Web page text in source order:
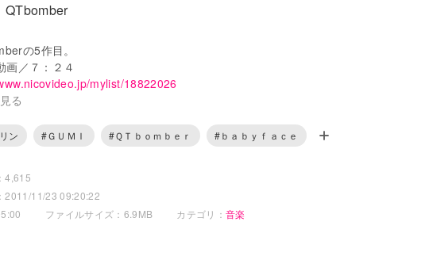
QTbomber
の5作目。
画／７：２４
mylist/18822026
mylist/26905171
mylist/9813125
イリス&コミュ
mylist/23905459
る
ン #ＧＵＭＩ #ＱＴｂｏｍｂｅｒ #ｂａｂｙｆａｃｅ
4,615
2011/11/23 09:20:22
ファイルサイズ：6.9MB カテゴリ：音楽